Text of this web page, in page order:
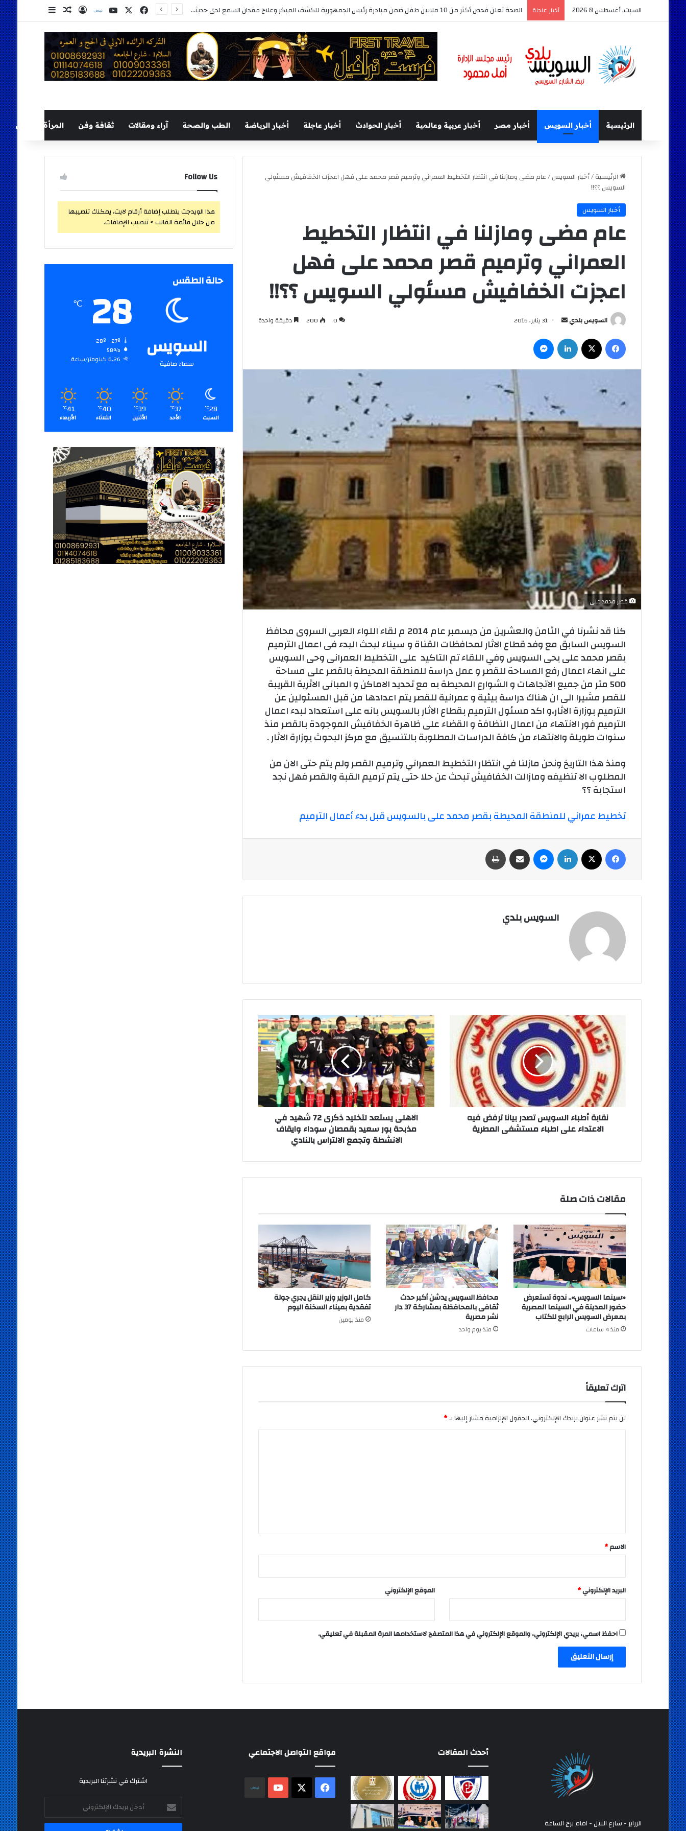
السبت, أغسطس 8 2026 أخبار عاجلة الصحة تعلن فحص أكثر من 10 ملايين طفل ضمن مبادرة رئيس الجمهورية للكشف المبكر وعلاج فقدان السمع لدى حديثي الولادة فيسبوك
‫X
‫YouTube
نلضتسجيل الدخول
مقال عشوائي
إضافة عمود
الرئيسية أخبار السويس أخبار مصر أخبار عربية وعالمية أخبار الحوادث أخبار عاجلة أخبار الرياضة الطب والصحة آراء ومقالات ثقافة وفن المرأة والطفل
الرئيسية/أخبار السويس/عام مضى ومازلنا في انتظار التخطيط العمراني وترميم قصر محمد على فهل اعجزت الخفافيش مسئولي
السويس ؟؟!!
أخبار السويس
عام مضى ومازلنا في انتظار التخطيط
العمراني وترميم قصر محمد على فهل
اعجزت الخفافيش مسئولي السويس ؟؟!!
السويس بلدي
أرسل
إلكترونيا
31 يناير، 2016 0
200 دقيقة واحدة
فيسبوك لينكدإن
قصر محمد على
كنا قد نشرنا في الثامن والعشرين من ديسمبر عام 2014 م لقاء اللواء العربى السروى محافظ
السويس السابق مع وفد قطاع الاثار لمحافظات القناة و سيناء لبحث البدء فى اعمال الترميم
بقصر محمد على بحى السويس وفي اللقاء تم التاكيد على التخطيط العمرانى وحى السويس
على انهاء اعمال رفع المساحة للقصر و عمل دراسة للمنطقة المحيطة بالقصر على مساحة
500 متر من جميع الاتجاهات و الشوارع المحيطة به مع تحديد الاماكن و المبانى الاثرية القريبة
للقصر مشيرا الى ان هناك دراسة بيئية و عمرانية للقصر يتم اعدادها من قبل المسئولين عن
الترميم بوزارة الاثار،و اكد مسئول الترميم بقطاع الاثار بالسويس بانه على استعداد لبدء اعمال
الترميم فور الانتهاء من اعمال النظافة و القضاء على ظاهرة الخفافيش الموجودة بالقصر منذ
سنوات طويلة والانتهاء من كافة الدراسات المطلوبة بالتنسيق مع مركز البحوث بوزارة الاثار .
ومنذ هذا التاريخ ونحن مازلنا في انتظار التخطيط العمراني وترميم القصر ولم يتم حتى الان من
المطلوب الا تنظيفه ومازالت الخفافيش تبحث عن حلا حتى يتم ترميم القبة والقصر فهل نجد
استجابة ؟؟
تخطيط عمراني للمنطقة المحيطة بقصر محمد على بالسويس قبل بدء أعمال الترميم
فيسبوك لينكدإن ماسنجر مشاركة عبر البريد
السويس بلدي
نقابة
أطباء
السويس
تصدر
بيانا
ترفض
فيه
الاعتداء
على
مستشفى
نقابة أطباء السويس تصدر بيانا ترفض فيه
الاعتداء على اطباء مستشفى المطرية
الاهلى
يستعد
لتخليد
ذكرى
72
شهيد
في
مذبحة
بور
بقمصان
الانشطة
الالتراس
الاهلى يستعد لتخليد ذكرى 72 شهيد في
مذبحة بور سعيد بقمصان سوداء وايقاف
الانشطة وتجمع الالتراس بالنادي
مقالات ذات صلة
«سينما السويس».. ندوة تستعرض
حضور المدينة في السينما المصرية
بمعرض السويس الرابع للكتاب
منذ 4 ساعات
محافظ السويس يدشن أكبر حدث
ثقافى بالمحافظة بمشاركة 37 دار
نشر مصرية
منذ يوم واحد
كامل الوزير وزير النقل يجري جولة
تفقدية بميناء السخنة اليوم
منذ يومين
اترك تعليقاً
لن يتم نشر عنوان بريدك الإلكتروني.الحقول الإلزامية مشار إليها بـ*
*
الاسم*
البريد الإلكتروني* الموقع الإلكتروني
احفظ اسمي، بريدي الإلكتروني، والموقع الإلكتروني في هذا المتصفح لاستخدامها المرة المقبلة في تعليقي.
Follow Us
هذا الويدجت يتطلب إضافة أرقام لايت، يمكنك تنصيبها
من خلال قائمة القالب > تنصيب الإضافات.
حالة الطقس
السويس
سماء صافية
28
℃
58%
6.26 كيلومتر/ساعة
28
℃
السبت
37
℃
الأحد
39
℃
الأثنين
40
℃
الثلاثاء
41
℃
الأربعاء
الزراير - شارع النيل - امام برج الساعة
أحدث المقالات مواقع التواصل الاجتماعي
فيسبوك
‫X
‫YouTube
النشرة البريدية
اشترك في نشرتنا البريدية
أدخل
بريدك
الإلكتروني